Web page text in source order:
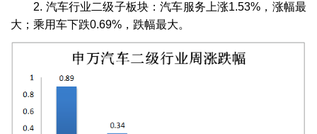
2. 汽车行业二级子板块：汽车服务上涨1.53%，涨幅最
大；乘用车下跌0.69%，跌幅最大。